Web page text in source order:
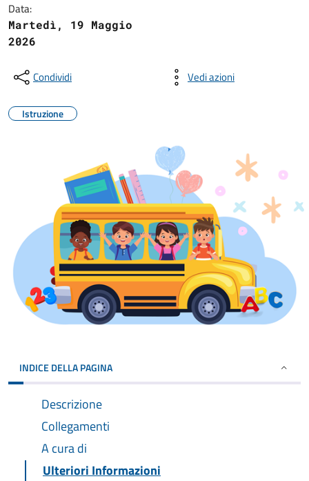
Data:
Martedì, 19 Maggio
2026
Condividi Vedi azioni
Istruzione
INDICE DELLA PAGINA
Descrizione
Collegamenti
A cura di
Ulteriori Informazioni